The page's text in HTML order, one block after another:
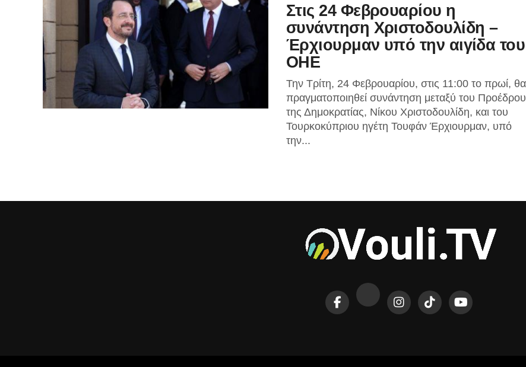
Στις 24 Φεβρουαρίου η
συνάντηση Χριστοδουλίδη –
Έρχιουρμαν υπό την αιγίδα του
ΟΗΕ
Την Τρίτη, 24 Φεβρουαρίου, στις 11:00 το πρωί, θα
πραγματοποιηθεί συνάντηση μεταξύ του Προέδρου
της Δημοκρατίας, Νίκου Χριστοδουλίδη, και του
Τουρκοκύπριου ηγέτη Τουφάν Έρχιουρμαν, υπό
την...